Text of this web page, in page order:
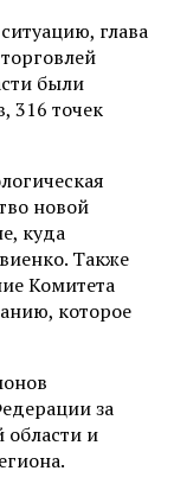
глава
были
316 точек
новой
куда
Также
Комитета
которое
за
области и